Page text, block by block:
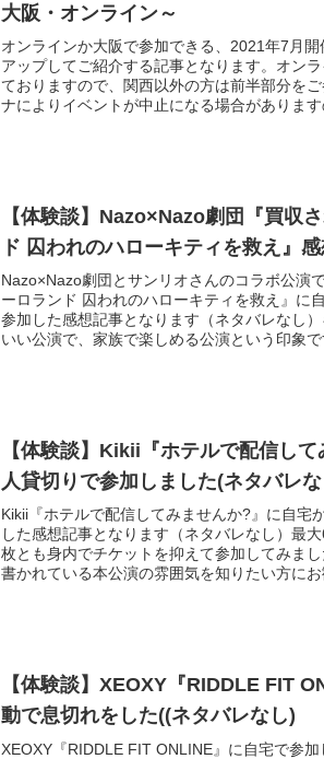
大阪・オンライン～
オンラインか大阪で参加できる、2021年7月
アップしてご紹介する記事となります。オン
ておりますので、関西以外の方は前半部分を
ナによりイベントが中止になる場合があります
【体験談】Nazo×Nazo劇団『買収
ド 囚われのハローキティを救え』
Nazo×Nazo劇団とサンリオさんのコラボ公演
ーロランド 囚われのハローキティを救え』に
参加した感想記事となります（ネタバレなし
いい公演で、家族で楽しめる公演という印象で
【体験談】Kikii『ホテルで配信し
人貸切りで参加しました(ネタバレ
Kikii『ホテルで配信してみませんか?』に自宅
した感想記事となります（ネタバレなし）最
枚とも身内でチケットを抑えて参加してみま
書かれている本公演の雰囲気を知りたい方にお
【体験談】XEOXY『RIDDLE FIT
動で息切れをした((ネタバレなし)
XEOXY『RIDDLE FIT ONLINE』に自宅で参加